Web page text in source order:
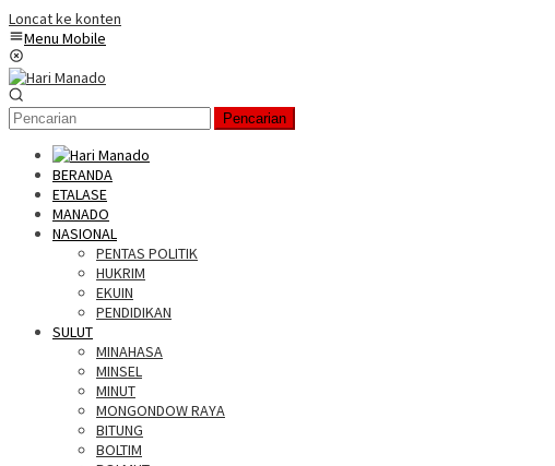
Loncat ke konten
Menu Mobile
Pencarian
BERANDA
ETALASE
MANADO
NASIONAL
PENTAS POLITIK
HUKRIM
EKUIN
PENDIDIKAN
SULUT
MINAHASA
MINSEL
MINUT
MONGONDOW RAYA
BITUNG
BOLTIM